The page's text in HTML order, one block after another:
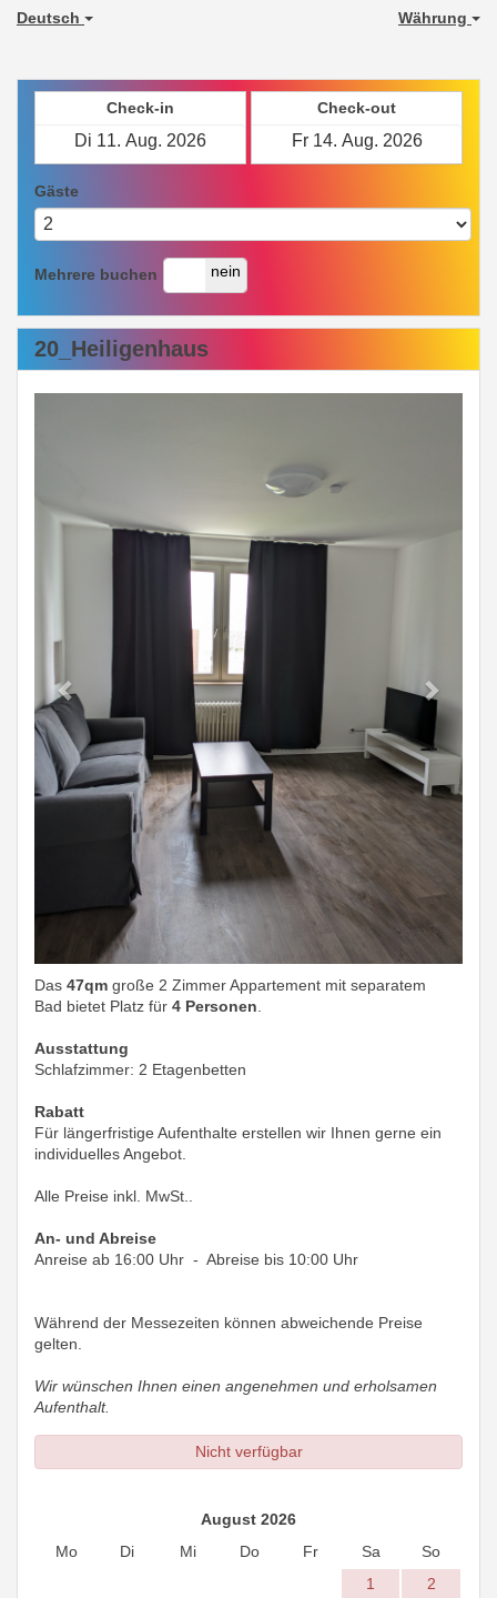
Deutsch Währung
Check-in Check-out
Gäste
Mehrere buchen
ja nein
20_Heiligenhaus
Das 47qm große 2 Zimmer Appartement mit separatem
Bad bietet Platz für 4 Personen
Ausstattung
Schlafzimmer: 2 Etagenbetten
Rabatt
Für längerfristige Aufenthalte erstellen wir Ihnen gerne ein
individuelles Angebot.
Alle Preise inkl. MwSt..
An- und Abreise
Anreise ab 16:00 Uhr - Abreise bis 10:00 Uhr
Während der Messezeiten können abweichende Preise
gelten.
Wir wünschen Ihnen einen angenehmen und erholsamen
Aufenthalt.
Nicht verfügbar
August 2026
Mo
Di Mi Do Fr Sa
So
1
2